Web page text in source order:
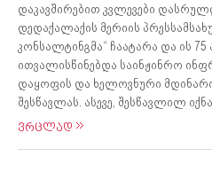
დაკავშირებით კვლევები
დედაქალაქის მერიის
კონსალტინგმა“ ჩაატარა და ის
ითვალისწინებდა საინჟინრო
დაყოფის და ხელოვნური
შესწავლას. ასევე, შესწავლილ
ვრცლად